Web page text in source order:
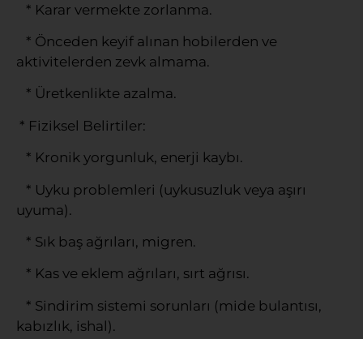
* Karar vermekte zorlanma.
* Önceden keyif alınan hobilerden ve
aktivitelerden zevk almama.
* Üretkenlikte azalma.
* Fiziksel Belirtiler:
* Kronik yorgunluk, enerji kaybı.
* Uyku problemleri (uykusuzluk veya aşırı
uyuma).
* Sık baş ağrıları, migren.
* Kas ve eklem ağrıları, sırt ağrısı.
* Sindirim sistemi sorunları (mide bulantısı,
kabızlık, ishal).